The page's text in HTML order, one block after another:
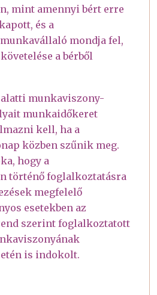
mint amennyi bért erre
és a
mondja fel,
a bérből
munkaviszony-
munkaidőkeret
kell, ha a
közben szűnik meg.
hogy a
történő foglalkoztatásra
megfelelő
esetekben az
szerint foglalkoztatott
is indokolt.